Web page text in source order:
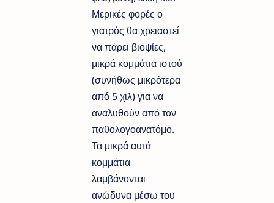
Μερικές φορές ο
γιατρός θα χρειαστεί
να πάρει βιοψίες,
μικρά κομμάτια ιστού
(συνήθως μικρότερα
από 5 χιλ) για να
αναλυθούν από τον
παθολογοανατόμο.
Τα μικρά αυτά
κομμάτια
λαμβάνονται
ανώδυνα μέσω του